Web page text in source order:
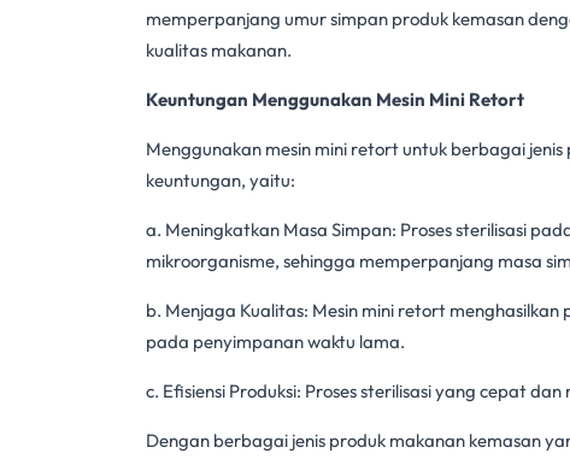
memperpanjang umur simpan produk kemasan
kualitas makanan.
Keuntungan Menggunakan Mesin Mini Retort
Menggunakan mesin mini retortuntuk berbagai jenis
keuntungan, yaitu:
a. Meningkatkan Masa Simpan: Proses sterilisasi
mikroorganisme, sehingga memperpanjang masa
b. Menjaga Kualitas: Mesin mini retort menghasilkan
pada penyimpanan waktu lama.
c. Efisiensi Produksi: Prosessterilisasi yang cepat
Dengan berbagai jenis produk makanan kemasan